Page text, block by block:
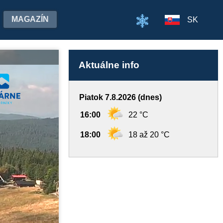
MAGAZÍN SK
Aktuálne info
Piatok 7.8.2026 (dnes)
16:00 22 °C
18:00 18 až 20 °C